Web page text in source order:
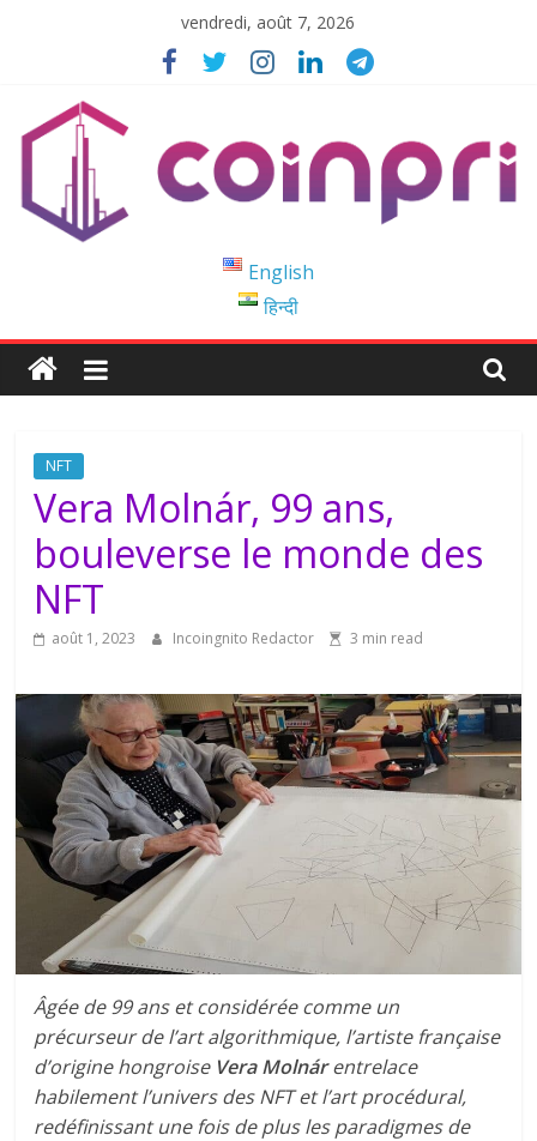
vendredi, août 7, 2026
Blockchain
Easy
to
English
हिन्दी
NFT
Vera Molnár, 99 ans,
bouleverse le monde des
NFT
août 1, 2023 Incoingnito Redactor 3 min read
Âgée de 99 ans et considérée comme un
précurseur de l’art algorithmique, l’artiste française
d’origine hongroise Vera Molnár entrelace
habilement l’univers des NFT et l’art procédural,
redéfinissant une fois de plus les paradigmes de